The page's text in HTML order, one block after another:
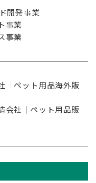
開発事業
事業
事業
｜ペット用品海外販
会社｜ペット用品販